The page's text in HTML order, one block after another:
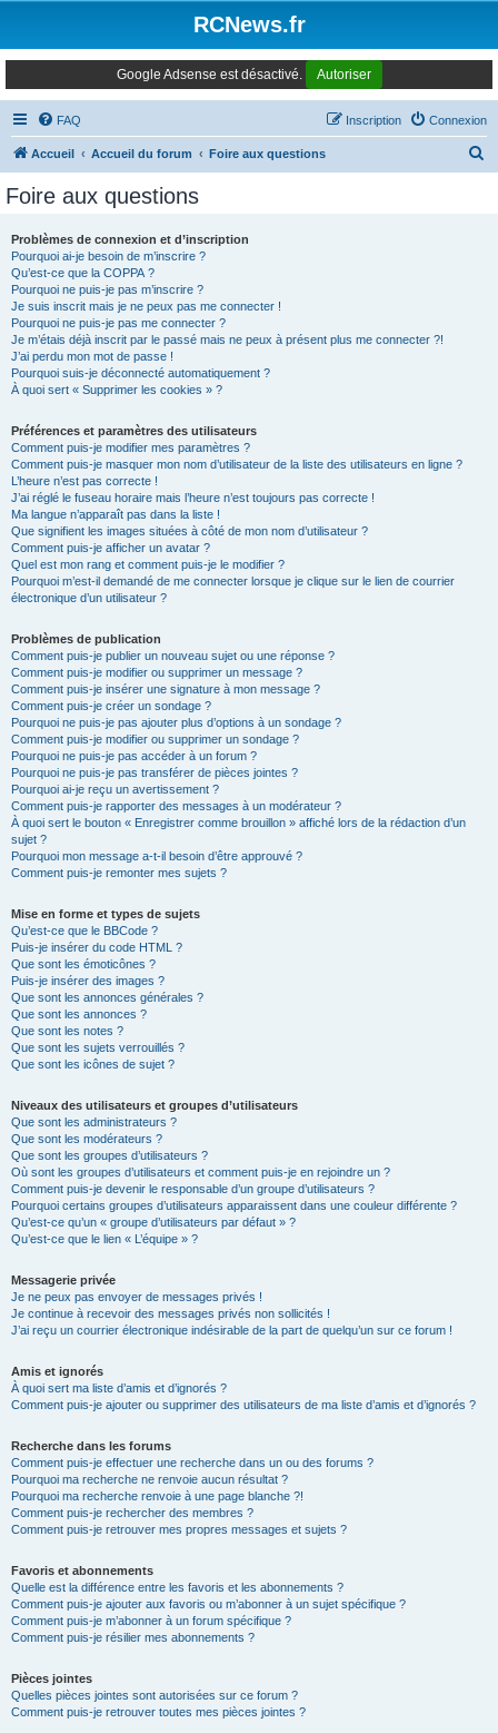
RCNews.fr
Google Adsense est désactivé. Autoriser
FAQ Connexion
Inscription
Accueil Accueil du forum Foire aux questions
Foire aux questions
Problèmes de connexion et d’inscription
Pourquoi ai-je besoin de m’inscrire ?
Qu’est-ce que la COPPA ?
Pourquoi ne puis-je pas m’inscrire ?
Je suis inscrit mais je ne peux pas me connecter !
Pourquoi ne puis-je pas me connecter ?
Je m’étais déjà inscrit par le passé mais ne peux à présent plus me connecter ?!
J’ai perdu mon mot de passe !
Pourquoi suis-je déconnecté automatiquement ?
À quoi sert « Supprimer les cookies » ?
Préférences et paramètres des utilisateurs
Comment puis-je modifier mes paramètres ?
Comment puis-je masquer mon nom d’utilisateur de la liste des utilisateurs en ligne ?
L’heure n’est pas correcte !
J’ai réglé le fuseau horaire mais l’heure n’est toujours pas correcte !
Ma langue n’apparaît pas dans la liste !
Que signifient les images situées à côté de mon nom d’utilisateur ?
Comment puis-je afficher un avatar ?
Quel est mon rang et comment puis-je le modifier ?
Pourquoi m’est-il demandé de me connecter lorsque je clique sur le lien de courrier
électronique d’un utilisateur ?
Problèmes de publication
Comment puis-je publier un nouveau sujet ou une réponse ?
Comment puis-je modifier ou supprimer un message ?
Comment puis-je insérer une signature à mon message ?
Comment puis-je créer un sondage ?
Pourquoi ne puis-je pas ajouter plus d’options à un sondage ?
Comment puis-je modifier ou supprimer un sondage ?
Pourquoi ne puis-je pas accéder à un forum ?
Pourquoi ne puis-je pas transférer de pièces jointes ?
Pourquoi ai-je reçu un avertissement ?
Comment puis-je rapporter des messages à un modérateur ?
À quoi sert le bouton « Enregistrer comme brouillon » affiché lors de la rédaction d’un
sujet ?
Pourquoi mon message a-t-il besoin d’être approuvé ?
Comment puis-je remonter mes sujets ?
Mise en forme et types de sujets
Qu’est-ce que le BBCode ?
Puis-je insérer du code HTML ?
Que sont les émoticônes ?
Puis-je insérer des images ?
Que sont les annonces générales ?
Que sont les annonces ?
Que sont les notes ?
Que sont les sujets verrouillés ?
Que sont les icônes de sujet ?
Niveaux des utilisateurs et groupes d’utilisateurs
Que sont les administrateurs ?
Que sont les modérateurs ?
Que sont les groupes d’utilisateurs ?
Où sont les groupes d’utilisateurs et comment puis-je en rejoindre un ?
Comment puis-je devenir le responsable d’un groupe d’utilisateurs ?
Pourquoi certains groupes d’utilisateurs apparaissent dans une couleur différente ?
Qu’est-ce qu’un « groupe d’utilisateurs par défaut » ?
Qu’est-ce que le lien « L’équipe » ?
Messagerie privée
Je ne peux pas envoyer de messages privés !
Je continue à recevoir des messages privés non sollicités !
J’ai reçu un courrier électronique indésirable de la part de quelqu’un sur ce forum !
Amis et ignorés
À quoi sert ma liste d’amis et d’ignorés ?
Comment puis-je ajouter ou supprimer des utilisateurs de ma liste d’amis et d’ignorés ?
Recherche dans les forums
Comment puis-je effectuer une recherche dans un ou des forums ?
Pourquoi ma recherche ne renvoie aucun résultat ?
Pourquoi ma recherche renvoie à une page blanche ?!
Comment puis-je rechercher des membres ?
Comment puis-je retrouver mes propres messages et sujets ?
Favoris et abonnements
Quelle est la différence entre les favoris et les abonnements ?
Comment puis-je ajouter aux favoris ou m’abonner à un sujet spécifique ?
Comment puis-je m’abonner à un forum spécifique ?
Comment puis-je résilier mes abonnements ?
Pièces jointes
Quelles pièces jointes sont autorisées sur ce forum ?
Comment puis-je retrouver toutes mes pièces jointes ?
Panneau de gestion des cookies